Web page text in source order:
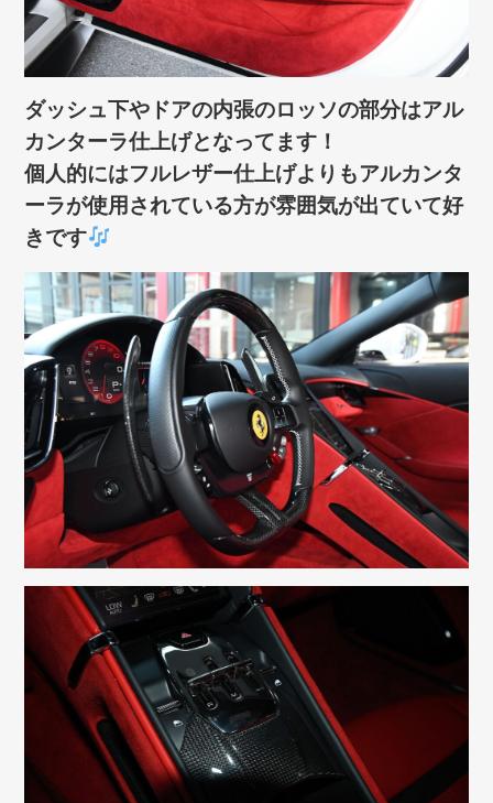
ダッシュ下やドアの内張のロッソの部分はアル
カンターラ仕上げとなってます！
個人的にはフルレザー仕上げよりもアルカンタ
ーラが使用されている方が雰囲気が出ていて好
きです